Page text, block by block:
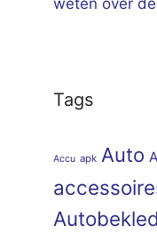
Tags
Accu apk Auto